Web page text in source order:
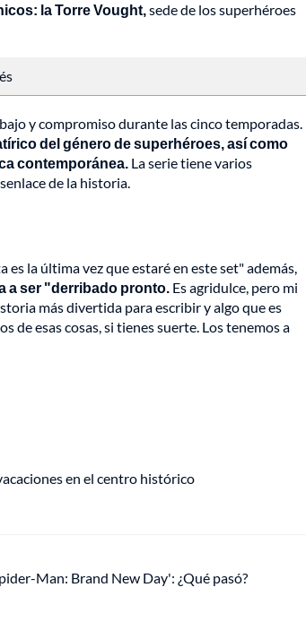
la Torre Vought,sede de los superhéroes
y compromiso durante las cinco temporadas.
del género de superhéroes, así como
contemporánea. La serie tiene varios
de la historia.
la última vez que estaré en este set" además,
a ser "derribado pronto. Es agridulce, pero mi
más divertida para escribir y algo que es
de esas cosas, si tienes suerte. Los tenemos a
en el centro histórico
Man: Brand New Day': ¿Qué pasó?